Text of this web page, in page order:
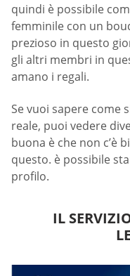
quindi è possibile
femminile con un
prezioso in questo
gli altri membri in
amano i regali.
Se vuoi sapere come
reale, puoi vedere
buona è che non c’è
questo. è possibile
profilo.
IL